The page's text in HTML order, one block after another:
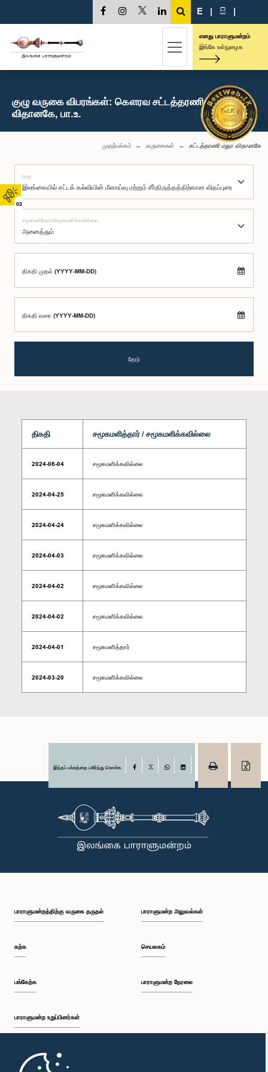
02
E | සි |
எனது பாராளுமன்றம்
இங்கே உள்நுழைக
குழு வருகை விபரங்கள்: கௌரவ சட்டத்தரணி மதுர
விதானகே, பா.உ.
முதற்பக்கம் வருகைகள் சட்டத்தரணி மதுர விதானகே
குழு
சமூகமளித்தார்/சமூகமளிக்கவில்லை
திகதி முதல் (YYYY-MM-DD)
திகதி வரை (YYYY-MM-DD)
தேடு
திகதி சமூகமளித்தார் / சமூகமளிக்கவில்லை
2024-06-04 சமூகமளிக்கவில்லை
2024-04-25 சமூகமளிக்கவில்லை
2024-04-24 சமூகமளிக்கவில்லை
2024-04-03 சமூகமளிக்கவில்லை
2024-04-02 சமூகமளிக்கவில்லை
2024-04-02 சமூகமளிக்கவில்லை
2024-04-01 சமூகமளித்தார்
2024-03-20 சமூகமளிக்கவில்லை
இந்தப் பக்கத்தை பகிர்ந்து கொள்க Facebook
பாராளுமன்றத்திற்கு வருகை தருதல்
கற்க
பங்கேற்க
பாராளுமன்ற உறுப்பினர்கள்
முதற்பக்கம்
பாராளுமன்ற அலுவல்கள்
செயலகம்
பாராளுமன்ற நேரலை